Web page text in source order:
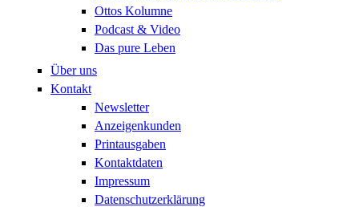
Ottos Kolumne
Podcast & Video
Das pure Leben
Über uns
Kontakt
Newsletter
Anzeigenkunden
Printausgaben
Kontaktdaten
Impressum
Datenschutzerklärung